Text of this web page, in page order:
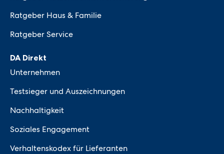
Ratgeber Haus & Familie
Ratgeber Service
DA Direkt
Unternehmen
Testsieger und Auszeichnungen
Nachhaltigkeit
Soziales Engagement
Verhaltenskodex für Lieferanten